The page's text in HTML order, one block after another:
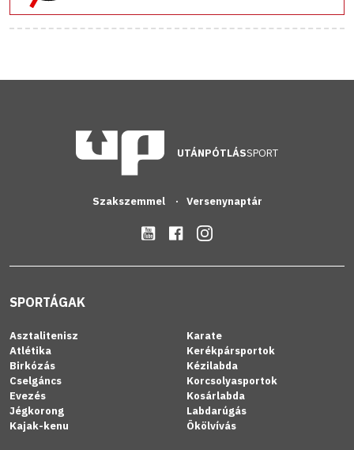
UTÁNPÓTLÁSSPORT
Szakszemmel Versenynaptár
SPORTÁGAK
Asztalitenisz
Atlétika
Birkózás
Cselgáncs
Evezés
Jégkorong
Kajak-kenu
Karate
Kerékpársportok
Kézilabda
Korcsolyasportok
Kosárlabda
Labdarúgás
Ökölvívás